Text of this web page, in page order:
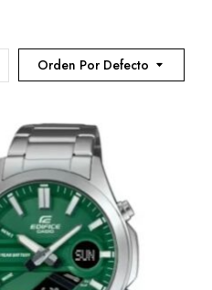
Orden Por Defecto